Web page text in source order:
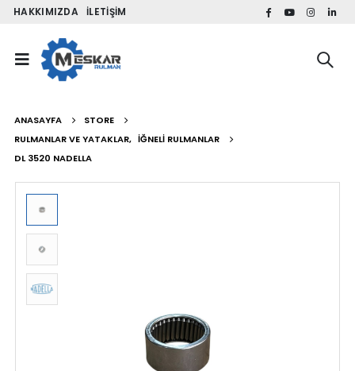
HAKKIMIZDA İLETIŞIM
ANASAYFA
STORE
RULMANLAR VE YATAKLAR, İĞNELI RULMANLAR
DL 3520 NADELLA